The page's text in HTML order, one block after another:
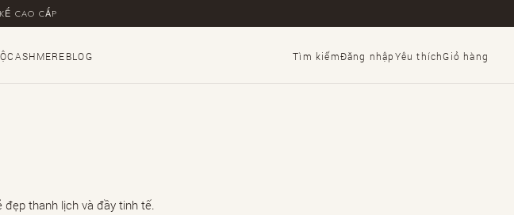
CAO CẤP
CASHMEREBLOG Tìm kiếmĐăng nhậpYêu thíchGiỏ hàng
thanh lịch và đầy tinh tế.